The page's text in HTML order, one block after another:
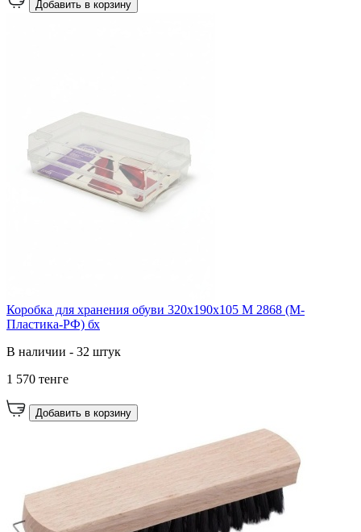
Добавить в корзину
Коробка для хранения обуви 320х190х105 М 2868 (М-
Пластика-РФ) бх
В наличии - 32 штук
1 570 тенге
Добавить в корзину